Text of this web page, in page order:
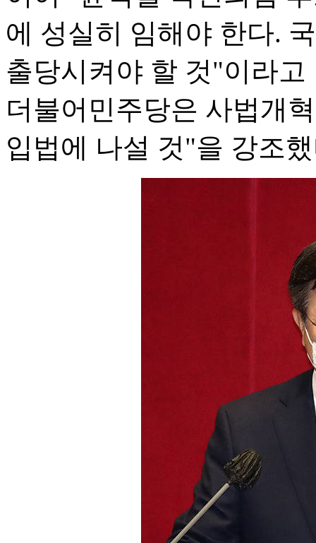
에 성실히 임해야 한다.
출당시켜야 할 것"이라
더불어민주당은 사법개
입법에 나설 것"을 강조